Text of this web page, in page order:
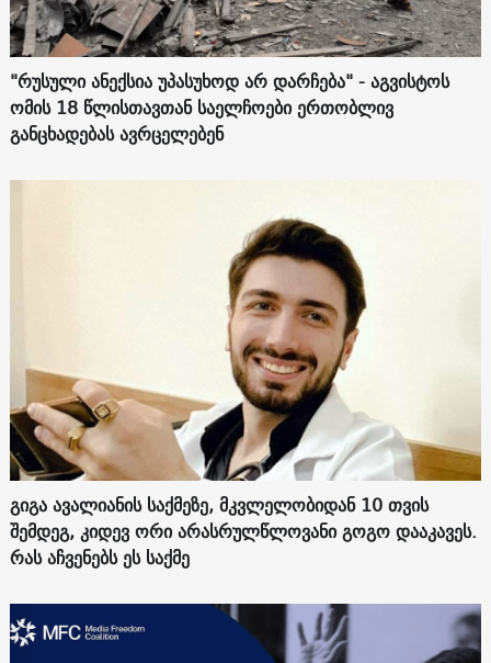
"რუსული ანექსია უპასუხოდ არ დარჩება" - აგვისტოს
ომის 18 წლისთავთან საელჩოები ერთობლივ
განცხადებას ავრცელებენ
გიგა ავალიანის საქმეზე, მკვლელობიდან 10 თვის
შემდეგ, კიდევ ორი არასრულწლოვანი გოგო დააკავეს.
რას აჩვენებს ეს საქმე